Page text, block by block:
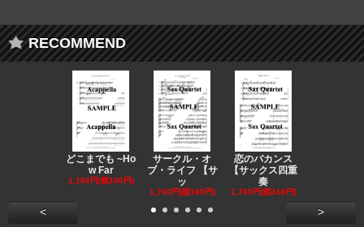
RECOMMEND
どこまでも ~Ho
w Far
1,100円(税100円)
サークル・オ
ブ・ライフ 【サ
ッ
1,760円(税160円)
恋のバカンス
【サックス四重
奏
1,760円(税160円)
< >